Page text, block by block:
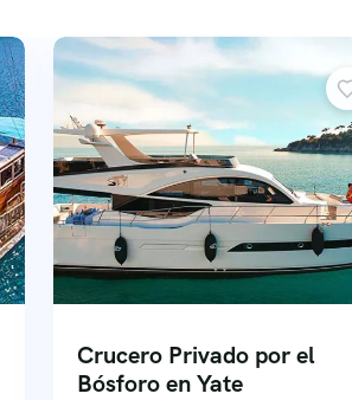
Crucero Privado por el
Bósforo en Yate